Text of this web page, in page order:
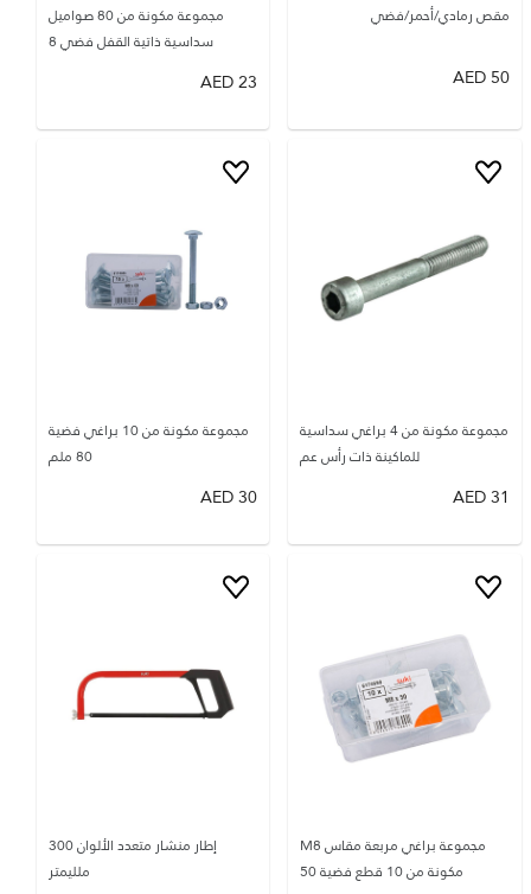
مقص رمادي/أحمر/فضي
50
AED
مجموعة مكونة من 80 صواميل
سداسية ذاتية القفل فضي 8
23
AED
مجموعة مكونة من 4 براغي سداسية
للماكينة ذات رأس عم
31
AED
مجموعة مكونة من 10 براغي فضية
80 ملم
30
AED
مجموعة براغي مربعة مقاس M8
مكونة من 10 قطع فضية 50
إطار منشار متعدد الألوان 300
ملليمتر